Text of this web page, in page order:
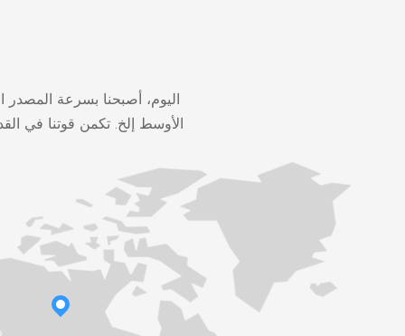
اليوم، أصبحنا بسرعة
الأوسط إلخ. تكمن قوتنا في